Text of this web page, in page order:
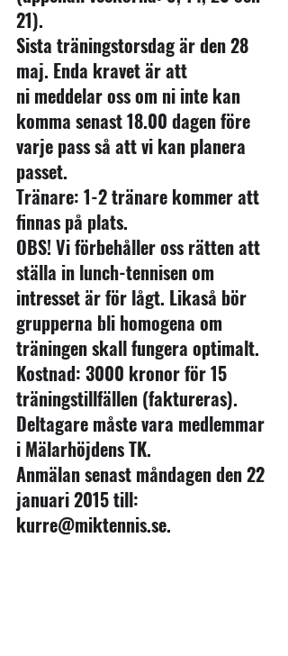
21).
Sista träningstorsdag är den 28
maj. Enda kravet är att
ni meddelar oss om ni inte kan
komma senast 18.00 dagen före
varje pass så att vi kan planera
passet.
Tränare: 1-2 tränare kommer att
finnas på plats.
OBS! Vi förbehåller oss rätten att
ställa in lunch-tennisen om
intresset är för lågt. Likaså bör
grupperna bli homogena om
träningen skall fungera optimalt.
Kostnad: 3000 kronor för 15
träningstillfällen (faktureras).
Deltagare måste vara medlemmar
i Mälarhöjdens TK.
Anmälan senast måndagen den 22
januari 2015 till:
kurre@miktennis.se.